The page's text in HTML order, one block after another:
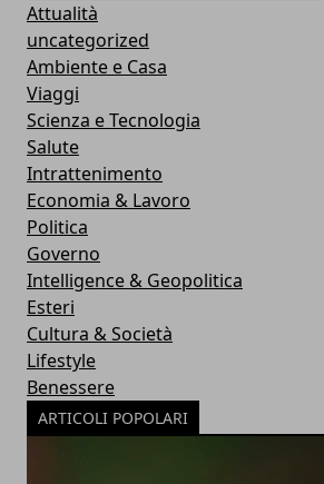
Attualità
uncategorized
Ambiente e Casa
Viaggi
Scienza e Tecnologia
Salute
Intrattenimento
Economia & Lavoro
Politica
Governo
Intelligence & Geopolitica
Esteri
Cultura & Società
Lifestyle
Benessere
ARTICOLI POPOLARI